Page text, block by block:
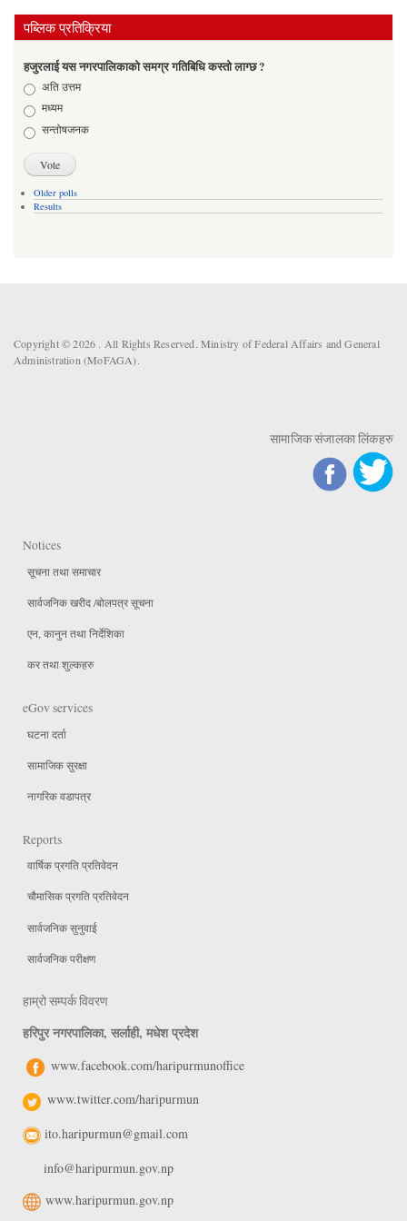
पब्लिक प्रतिक्रिया
हजुरलाई यस नगरपालिकाको समग्र गतिबिधि कस्तो लाग्छ ?
Choicesअति उत्तम
मध्यम
सन्तोषजनक
Older polls
Results
Copyright © 2026 . All Rights Reserved. Ministry of Federal Affairs and General
Administration (MoFAGA).
सामाजिक संजालका लिंकहरु
Notices
सूचना तथा समाचार
सार्वजनिक खरीद /बोलपत्र सूचना
एन, कानुन तथा निर्देशिका
कर तथा शुल्कहरु
eGov services
घटना दर्ता
सामाजिक सुरक्षा
नागरिक वडापत्र
Reports
वार्षिक प्रगति प्रतिवेदन
चौमासिक प्रगति प्रतिवेदन
सार्वजनिक सुनुवाई
सार्वजनिक परीक्षण
हाम्रो सम्पर्क विवरण
हरिपुर नगरपालिका, सर्लाही, मधेश प्रदेश
www.facebook.com/haripurmunoffice
www.twitter.com/haripurmun
ito.haripurmun@gmail.com
info@haripurmun.gov.np
www.haripurmun.gov.np